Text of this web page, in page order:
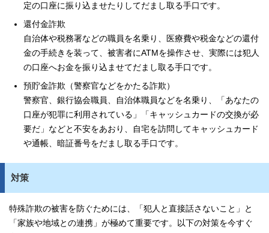
定の口座に振り込ませたりしてだまし取る手口です。
還付金詐欺
自治体や税務署などの職員を名乗り、医療費や税金などの還付
金の手続きを装って、被害者にATMを操作させ、実際には犯人
の口座へお金を振り込ませてだまし取る手口です。
預貯金詐欺（警察官などをかたる詐欺）
警察官、銀行協会職員、自治体職員などを名乗り、「あなたの
口座が犯罪に利用されている」「キャッシュカードの交換が必
要だ」などと不安をあおり、自宅を訪問してキャッシュカード
や通帳、暗証番号をだまし取る手口です。
対策
特殊詐欺の被害を防ぐためには、「犯人と直接話さないこと」と
「家族や地域との連携」が極めて重要です。以下の対策を今すぐ